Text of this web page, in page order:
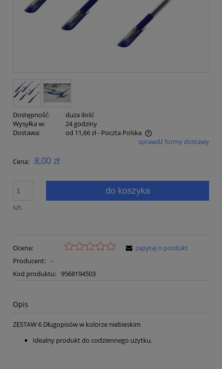
Dostępność:
duża ilość
Wysyłka w:
24 godziny
Dostawa:
od 11,66 zł- Poczta Polska
Cena nie zawiera ewentualnych kosztów płatnościsprawdź formy dostawy
Cena: 8,00 zł
szt.
do koszyka
Ocena:
Producent: -
Kod produktu: 9568194503
zapytaj o produkt
Opis
ZESTAW 6 Długopisów w kolorze niebieskim
Idealny produkt do codziennego użytku.